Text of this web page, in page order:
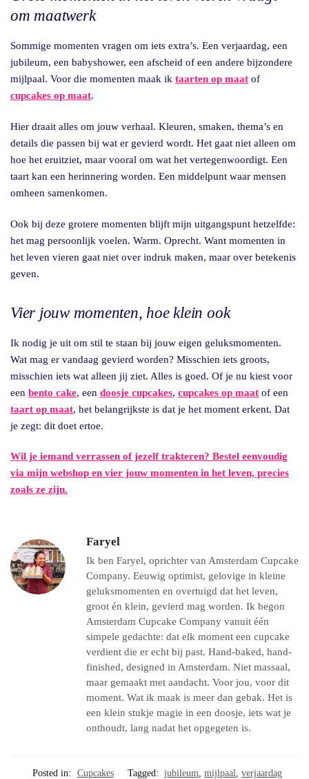
om maatwerk
Sommige momenten vragen om iets extra’s. Een verjaardag, een
jubileum, een babyshower, een afscheid of een andere bijzondere
mijlpaal. Voor die momenten maak ik taarten op maat of
cupcakes op maat.
Hier draait alles om jouw verhaal. Kleuren, smaken, thema’s en
details die passen bij wat er gevierd wordt. Het gaat niet alleen om
hoe het eruitziet, maar vooral om wat het vertegenwoordigt. Een
taart kan een herinnering worden. Een middelpunt waar mensen
omheen samenkomen.
Ook bij deze grotere momenten blijft mijn uitgangspunt hetzelfde:
het mag persoonlijk voelen. Warm. Oprecht. Want momenten in
het leven vieren gaat niet over indruk maken, maar over betekenis
geven.
Vier jouw momenten, hoe klein ook
Ik nodig je uit om stil te staan bij jouw eigen geluksmomenten.
Wat mag er vandaag gevierd worden? Misschien iets groots,
misschien iets wat alleen jij ziet. Alles is goed. Of je nu kiest voor
een bento cake, een doosje cupcakes, cupcakes op maat of een
taart op maat, het belangrijkste is dat je het moment erkent. Dat
je zegt: dit doet ertoe.
Wil je iemand verrassen of jezelf trakteren? Bestel eenvoudig
via mijn webshop en vier jouw momenten in het leven, precies
zoals ze zijn.
Faryel
Ik ben Faryel, oprichter van Amsterdam Cupcake
Company. Eeuwig optimist, gelovige in kleine
geluksmomenten en overtuigd dat het leven,
groot én klein, gevierd mag worden. Ik begon
Amsterdam Cupcake Company vanuit één
simpele gedachte: dat elk moment een cupcake
verdient die er echt bij past. Hand-baked, hand-
finished, designed in Amsterdam. Niet massaal,
maar gemaakt met aandacht. Voor jou, voor dit
moment. Wat ik maak is meer dan gebak. Het is
een klein stukje magie in een doosje, iets wat je
onthoudt, lang nadat het opgegeten is.
Posted in: Cupcakes Tagged: jubileum, mijlpaal, verjaardag